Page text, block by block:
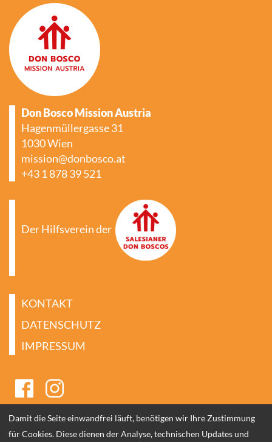
Don Bosco Mission Austria
Hagenmüllergasse 31
1030 Wien
mission@donbosco.at
+43 1 878 39 521
Der Hilfsverein der
KONTAKT
DATENSCHUTZ
IMPRESSUM
Damit die Seite einwandfrei läuft, benötigen wir Ihre Zustimmung
für Cookies. Diese dienen der Analyse, technischen Updates und